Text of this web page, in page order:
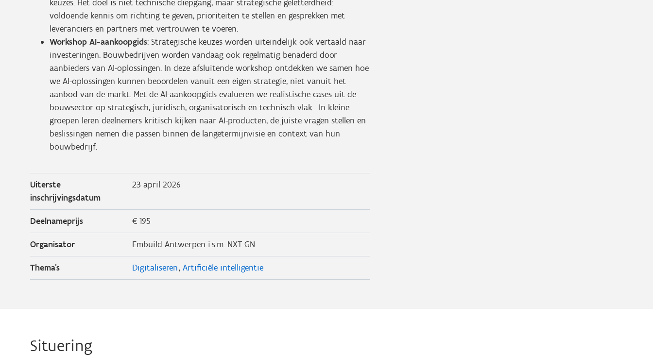
keuzes. Het doel is niet technische diepgang, maar strategische geletterdheid:
voldoende kennis om richting te geven, prioriteiten te stellen en gesprekken met
leveranciers en partners met vertrouwen te voeren.
Workshop AI-aankoopgids: Strategische keuzes worden uiteindelijk ook vertaald naar
investeringen. Bouwbedrijven worden vandaag ook regelmatig benaderd door
aanbieders van AI-oplossingen. In deze afsluitende workshop ontdekken we samen hoe
we AI-oplossingen kunnen beoordelen vanuit een eigen strategie, niet vanuit het
aanbod van de markt. Met de AI-aankoopgids evalueren we realistische cases uit de
bouwsector op strategisch, juridisch, organisatorisch en technisch vlak. In kleine
groepen leren deelnemers kritisch kijken naar AI-producten, de juiste vragen stellen en
beslissingen nemen die passen binnen de langetermijnvisie en context van hun
bouwbedrijf.
Uiterste
inschrijvingsdatum
23 april 2026
Deelnameprijs € 195
Organisator Embuild Antwerpen i.s.m. NXT GN
Thema's Digitaliseren Artificiële intelligentie
Situering